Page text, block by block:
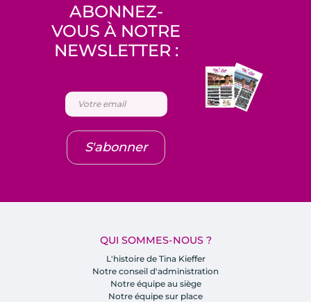
QUI SOMMES-NOUS ?
L'histoire de Tina Kieffer
Notre conseil d'administration
Notre équipe au siège
Notre équipe sur place
ABONNEZ-
VOUS À NOTRE
NEWSLETTER :
S'abonner